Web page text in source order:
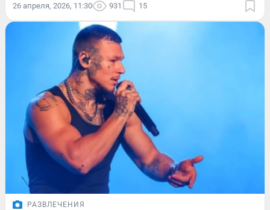
26 апреля, 2026, 11:30 931 15
РАЗВЛЕЧЕНИЯ